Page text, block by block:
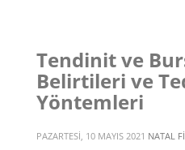
Tendinit ve
Belirtileri ve
Yöntemleri
PAZARTESI, 10 MAYIS 2021 NATAL